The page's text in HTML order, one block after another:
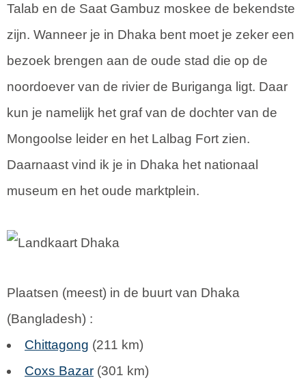
Talab en de Saat Gambuz moskee de bekendste
zijn. Wanneer je in Dhaka bent moet je zeker een
bezoek brengen aan de oude stad die op de
noordoever van de rivier de Buriganga ligt. Daar
kun je namelijk het graf van de dochter van de
Mongoolse leider en het Lalbag Fort zien.
Daarnaast vind ik je in Dhaka het nationaal
museum en het oude marktplein.
Plaatsen (meest) in de buurt van Dhaka
(Bangladesh) :
Chittagong (211 km)
Coxs Bazar (301 km)